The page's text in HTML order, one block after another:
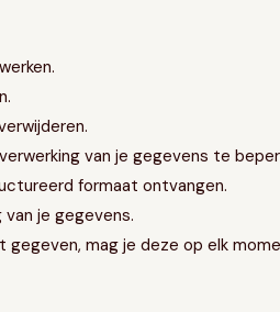
van je gegevens te
formaat ontvangen.
je gegevens.
mag je deze op elk